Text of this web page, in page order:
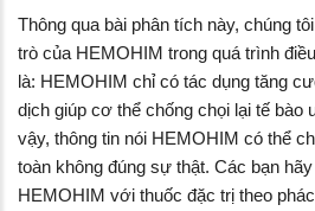
Thông qua bài phân tích này, chúng
trò của HEMOHIM trong quá trình
là: HEMOHIM chỉ có tác dụng tăng
dịch giúp cơ thể chống chọi lại tế bào
vậy, thông tin nói HEMOHIM có thể
toàn không đúng sự thật. Các bạn
HEMOHIM với thuốc đặc trị theo